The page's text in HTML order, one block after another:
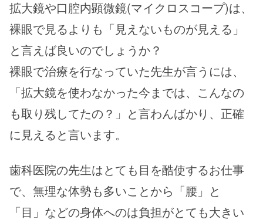
拡大鏡や口腔内顕微鏡(マイクロスコープ)は、
裸眼で見るよりも「見えないものが見える」
と言えば良いのでしょうか？
裸眼で治療を行なっていた先生が言うには、
「拡大鏡を使わなかった今までは、こんなの
も取り残してたの？」と言わんばかり、正確
に見えると言います。
歯科医院の先生はとても目を酷使するお仕事
で、無理な体勢も多いことから「腰」と
「目」などの身体へのは負担がとても大きい